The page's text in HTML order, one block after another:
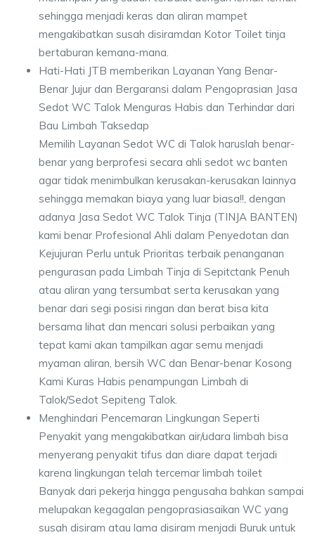
sehingga menjadi keras dan aliran mampet
mengakibatkan susah disiramdan Kotor Toilet tinja
bertaburan kemana-mana.
Hati-Hati JTB memberikan Layanan Yang Benar-
Benar Jujur dan Bergaransi dalam Pengoprasian Jasa
Sedot WC Talok Menguras Habis dan Terhindar dari
Bau Limbah Taksedap
Memilih Layanan Sedot WC di Talok haruslah benar-
benar yang berprofesi secara ahli sedot wc banten
agar tidak menimbulkan kerusakan-kerusakan lainnya
sehingga memakan biaya yang luar biasa!!, dengan
adanya Jasa Sedot WC Talok Tinja (TINJA BANTEN)
kami benar Profesional Ahli dalam Penyedotan dan
Kejujuran Perlu untuk Prioritas terbaik penanganan
pengurasan pada Limbah Tinja di Sepitctank Penuh
atau aliran yang tersumbat serta kerusakan yang
benar dari segi posisi ringan dan berat bisa kita
bersama lihat dan mencari solusi perbaikan yang
tepat kami akan tampilkan agar semu menjadi
myaman aliran, bersih WC dan Benar-benar Kosong
Kami Kuras Habis penampungan Limbah di
Talok/Sedot Sepiteng Talok.
Menghindari Pencemaran Lingkungan Seperti
Penyakit yang mengakibatkan air/udara limbah bisa
menyerang penyakit tifus dan diare dapat terjadi
karena lingkungan telah tercemar limbah toilet
Banyak dari pekerja hingga pengusaha bahkan sampai
melupakan kegagalan pengoprasiasaikan WC yang
susah disiram atau lama disiram menjadi Buruk untuk